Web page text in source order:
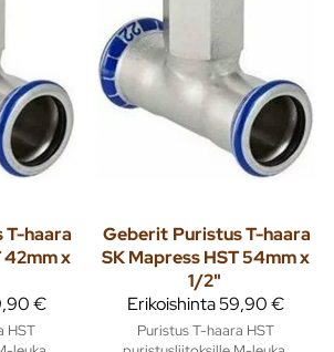
T-haara
42mm x
€
HST
Geberit Puristus T-haara
SK Mapress HST 54mm x
1/2"
Erikoishinta59,90 €
Puristus T-haara HST